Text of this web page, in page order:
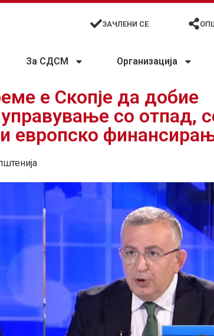
ЗАЧЛЕНИ СЕ
За СДСМ Организација
е Скопје да добие
со отпад,
европско